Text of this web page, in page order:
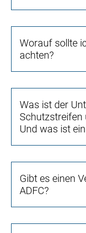
Worauf sollte
achten?
Was ist der
Schutzstreifen
Und was ist
Gibt es einen
ADFC?